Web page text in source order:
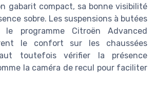
gabarit compact, sa bonne visibilité
sobre. Les suspensions à butées
le programme Citroën Advanced
le confort sur les chaussées
toutefois vérifier la présence
la caméra de recul pour faciliter